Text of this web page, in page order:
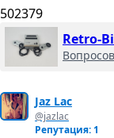
502379
Retro-
Jaz Lac
@jazlac
Репутация: 1